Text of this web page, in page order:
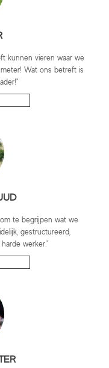
kunnen vieren waar we
Wat ons betreft is
te begrijpen wat we
gestructureerd,
werker."